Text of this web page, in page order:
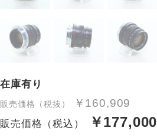
在庫有り
販売価格（税抜） ￥160,909
販売価格（税込） ￥177,000